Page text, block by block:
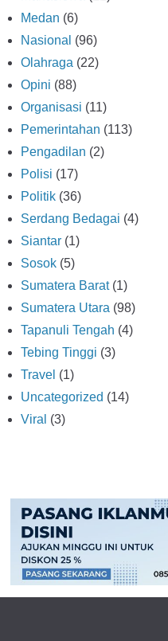
Medan (6)
Nasional (96)
Olahraga (22)
Opini (88)
Organisasi (11)
Pemerintahan (113)
Pengadilan (2)
Polisi (17)
Politik (36)
Serdang Bedagai (4)
Siantar (1)
Sosok (5)
Sumatera Barat(1)
Sumatera Utara (98)
Tapanuli Tengah (4)
Tebing Tinggi (3)
Travel (1)
Uncategorized (14)
Viral (3)